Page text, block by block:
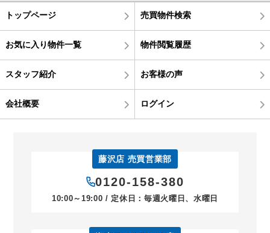
トップページ 売買物件検索
お気に入り物件一覧 物件閲覧履歴
スタッフ紹介 お客様の声
会社概要 ログイン
藤沢店 売買営業部
0120-158-380
10:00～19:00 / 定休日：毎週火曜日、水曜日